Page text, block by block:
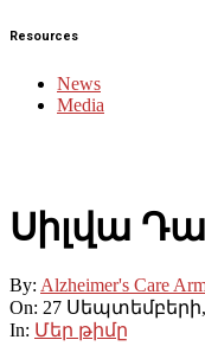
Resources
News
Media
Սիլվա
By: Alzheimer's Care
On: 27 Սեպտեմբերի,
In: Մեր թիմը